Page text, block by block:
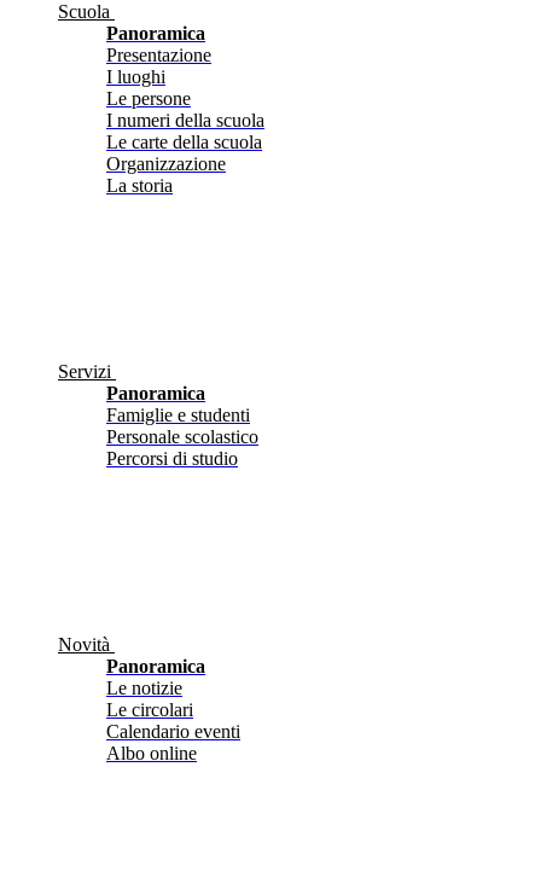
Scuola
Panoramica
Presentazione
I luoghi
Le persone
I numeri della scuola
Le carte della scuola
Organizzazione
La storia
Servizi
Panoramica
Famiglie e studenti
Personale scolastico
Percorsi di studio
Novità
Panoramica
Le notizie
Le circolari
Calendario eventi
Albo online